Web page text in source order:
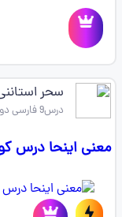
سحر
درس9 فارسی دوازدهم
معنی اینحا درس